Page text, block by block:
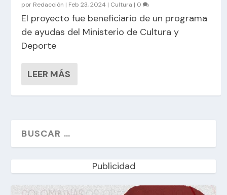
por Redacción | Feb 23, 2024 | Cultura | 0
El proyecto fue beneficiario de un programa
de ayudas del Ministerio de Cultura y
Deporte
LEER MÁS
Publicidad